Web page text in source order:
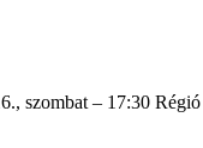
szombat – 17:30